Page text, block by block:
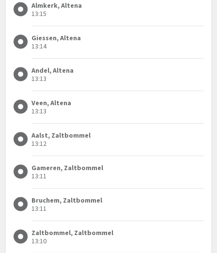
Almkerk, Altena
13:15
Giessen, Altena
13:14
Andel, Altena
13:13
Veen, Altena
13:13
Aalst, Zaltbommel
13:12
Gameren, Zaltbommel
13:11
Bruchem, Zaltbommel
13:11
Zaltbommel, Zaltbommel
13:10